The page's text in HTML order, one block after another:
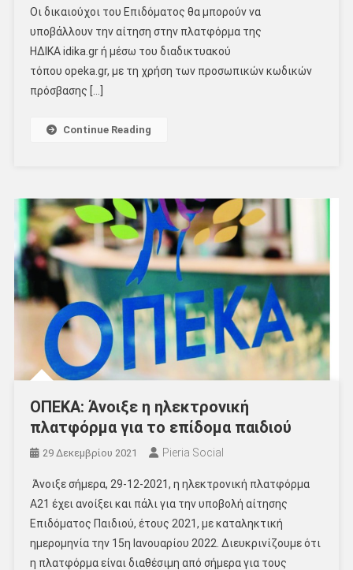
Οι δικαιούχοι του Επιδόματος θα μπορούν να
υποβάλλουν την αίτηση στην πλατφόρμα της
ΗΔΙΚΑ idika.gr ή μέσω του διαδικτυακού
τόπου opeka.gr, με τη χρήση των προσωπικών κωδικών
πρόσβασης […]
Continue Reading
ΟΠΕΚΑ: Άνοιξε η ηλεκτρονική
πλατφόρμα για το επίδομα παιδιού
29 Δεκεμβρίου 2021 Pieria Social
Άνοιξε σήμερα, 29-12-2021, η ηλεκτρονική πλατφόρμα
Α21 έχει ανοίξει και πάλι για την υποβολή αίτησης
Επιδόματος Παιδιού, έτους 2021, με καταληκτική
ημερομηνία την 15η Ιανουαρίου 2022. Διευκρινίζουμε ότι
η πλατφόρμα είναι διαθέσιμη από σήμερα για τους